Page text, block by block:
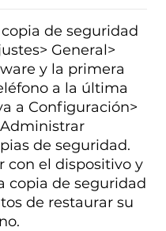
de seguridad
General>
y la primera
a la última
a Configuración>
Administrar
de seguridad.
con el dispositivo y
copia de seguridad
de restaurar su